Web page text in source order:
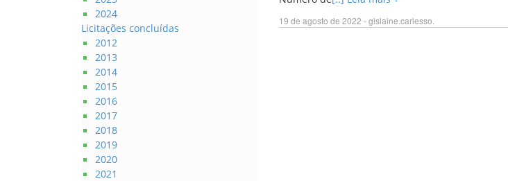
2024
Licitações concluídas
2012
2013
2014
2015
2016
2017
2018
2019
2020
2021
19 de agosto de 2022 - gislaine.carlesso.